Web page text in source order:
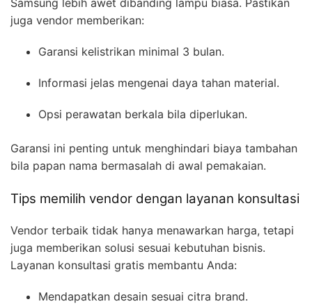
Samsung lebih awet dibanding lampu biasa. Pastikan
juga vendor memberikan:
Garansi kelistrikan minimal 3 bulan.
Informasi jelas mengenai daya tahan material.
Opsi perawatan berkala bila diperlukan.
Garansi ini penting untuk menghindari biaya tambahan
bila papan nama bermasalah di awal pemakaian.
Tips memilih vendor dengan layanan konsultasi
Vendor terbaik tidak hanya menawarkan harga, tetapi
juga memberikan solusi sesuai kebutuhan bisnis.
Layanan konsultasi gratis membantu Anda:
Mendapatkan desain sesuai citra brand.